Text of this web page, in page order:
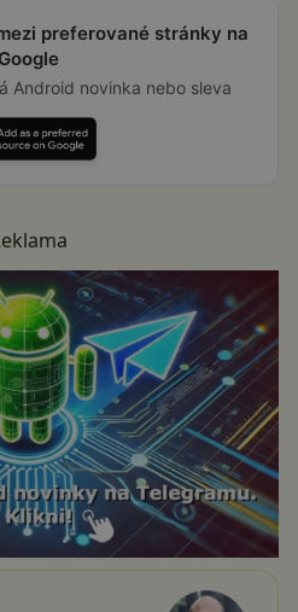
preferované stránky na
Google
Android novinka nebo sleva